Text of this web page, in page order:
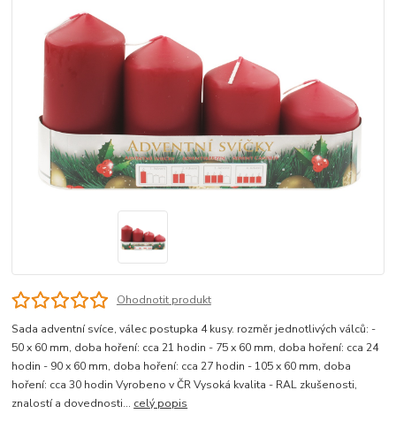
Ohodnotit produkt
Sada adventní svíce, válec postupka 4 kusy. rozměr jednotlivých válců: -
50 x 60 mm, doba hoření: cca 21 hodin - 75 x 60 mm, doba hoření: cca 24
hodin - 90 x 60 mm, doba hoření: cca 27 hodin - 105 x 60 mm, doba
hoření: cca 30 hodin Vyrobeno v ČR Vysoká kvalita - RAL zkušenosti,
znalostí a dovednosti... celý popis